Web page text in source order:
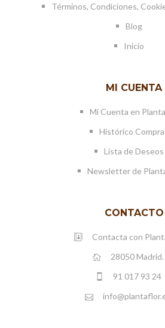
Términos, Condiciones,
Blog
Inicio
MI CUENTA
Mi Cuenta en
Histórico
Lista de Deseos
Newsletter de
CONTACTO
Contacta con
28050 Madrid.
91 017 93 24